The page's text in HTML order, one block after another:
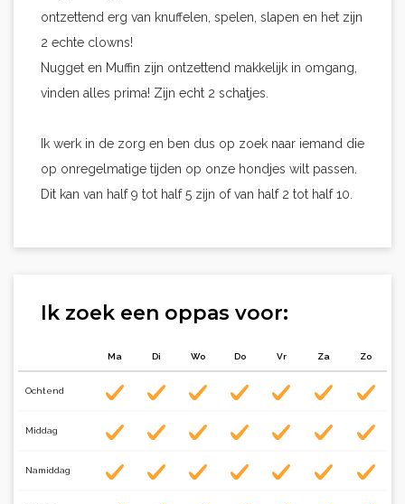
ontzettend erg van knuffelen, spelen, slapen en het zijn
2 echte clowns!
Nugget en Muffin zijn ontzettend makkelijk in omgang,
vinden alles prima! Zijn echt 2 schatjes.
Ik werk in de zorg en ben dus op zoek naar iemand die
op onregelmatige tijden op onze hondjes wilt passen.
Dit kan van half 9 tot half 5 zijn of van half 2 tot half 10.
Ik zoek een oppas voor:
Ma Di Wo Do Vr Za Zo
Ochtend
Middag
Namiddag